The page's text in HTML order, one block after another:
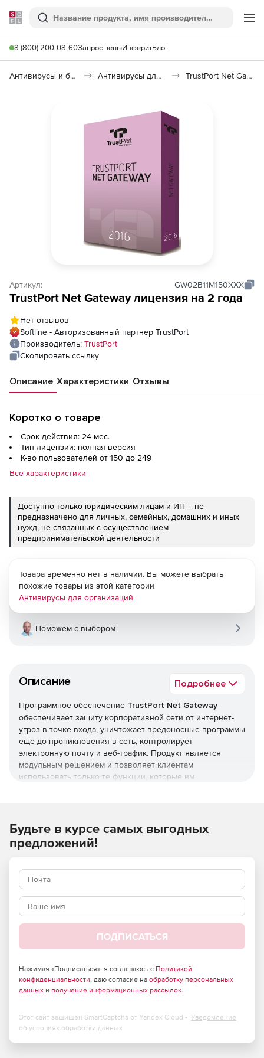
Softline
Поиск
8 (800) 200-08-60Запрос ценыИнферитБлог
Антивирусы и безопасность Антивирусы для организаций TrustPort Net Gateway
Артикул: GW02B11M150XXX
TrustPort Net Gateway лицензия на 2 года
Нет отзывов
Softline - Авторизованный партнер TrustPort
Производитель: TrustPort
Скопировать ссылку
Описание Характеристики Отзывы
Коротко о товаре
Срок действия: 24 мес.
Тип лицензии: полная версия
К-во пользователей от 150 до 249
Все характеристики
Доступно только юридическим лицам и ИП – не
предназначено для личных, семейных, домашних и иных
нужд, не связанных с осуществлением
предпринимательской деятельности
Описание Подробнее
Программное обеспечение TrustPort Net Gateway
обеспечивает защиту корпоративной сети от интернет-
угроз в точке входа, уничтожает вредоносные программы
еще до проникновения в сеть, контролирует
электронную почту и веб-трафик. Продукт является
модульным решением и позволяет клиентам
использовать только те функции, которые им
Защита корпоративной сети от вирусов.
Блокировка мошеннических веб-сайтов.
Проверка подлинности пользователей.
Блокировка нежелательных веб-страниц.
Резервное копирование электронной почты.
Антивирусный монитор.
Товара временно нет в наличии. Вы можете выбрать
похожие товары из этой категории
Антивирусы для организаций
Поможем с выбором
Будьте в курсе самых выгодных
предложений!
ПОДПИСАТЬСЯ
Нажимая «Подписаться», я соглашаюсь с Политикой
конфиденциальности, даю согласие на обработку персональных
данных и получение информационных рассылок.
Этот сайт защищен SmartCaptcha от Yandex Cloud - Уведомление
об условиях обработки данных